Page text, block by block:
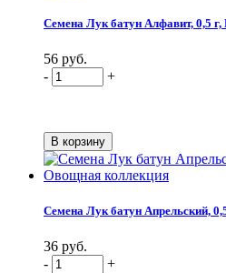
Семена Лук батун Алфавит, 0,5
56 руб.
-
+
Семена Лук батун Апрельский,
36 руб.
-
+